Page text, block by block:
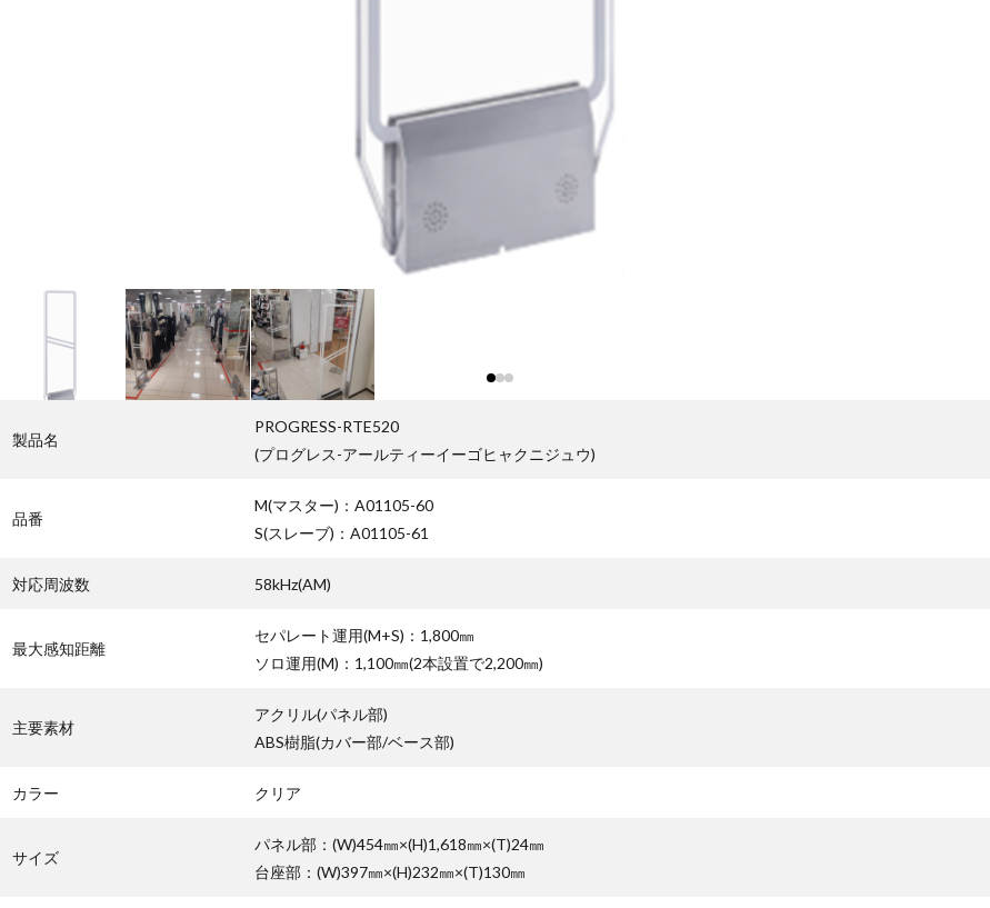
製品名
PROGRESS-RTE520
(プログレス-アールティーイーゴヒャクニジュウ)
品番
M(マスター)：A01105-60
S(スレーブ)：A01105-61
対応周波数 58kHz(AM)
最大感知距離
セパレート運用(M+S)：1,800㎜
ソロ運用(M)：1,100㎜(2本設置で2,200㎜)
主要素材
アクリル(パネル部)
ABS樹脂(カバー部/ベース部)
カラー クリア
サイズ
パネル部：(W)454㎜×(H)1,618㎜×(T)24㎜
台座部：(W)397㎜×(H)232㎜×(T)130㎜